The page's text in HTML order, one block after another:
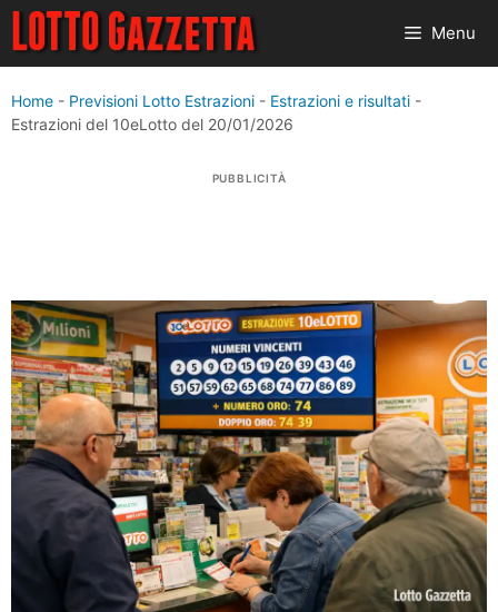
Vai
contenuto
Menu
Home - Previsioni Lotto Estrazioni - Estrazioni e risultati -
Estrazioni del 10eLotto del 20/01/2026
PUBBLICITÀ